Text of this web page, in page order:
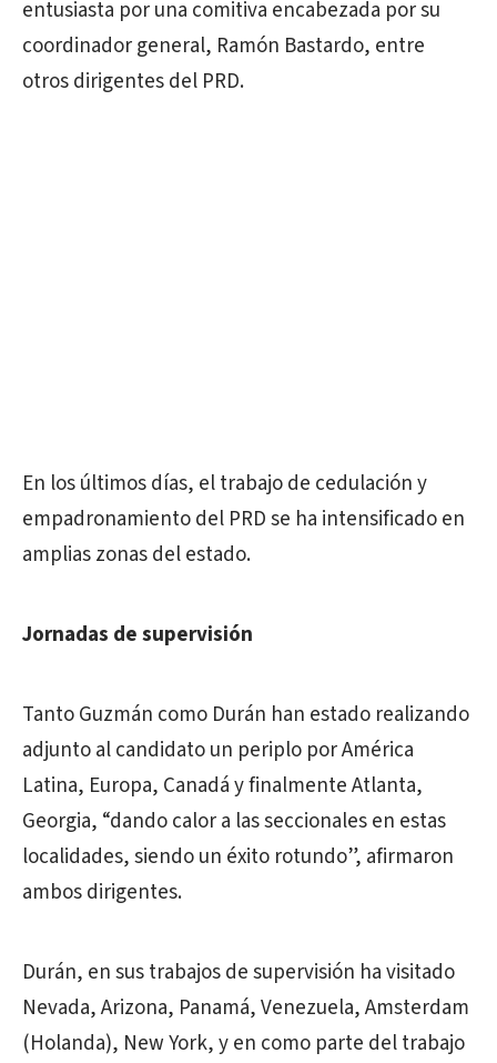
entusiasta por una comitiva encabezada por su
coordinador general, Ramón Bastardo, entre
otros dirigentes del PRD.
En los últimos días, el trabajo de cedulación y
empadronamiento del PRD se ha intensificado en
amplias zonas del estado.
Jornadas de supervisión
Tanto Guzmán como Durán han estado realizando
adjunto al candidato un periplo por América
Latina, Europa, Canadá y finalmente Atlanta,
Georgia, “dando calor a las seccionales en estas
localidades, siendo un éxito rotundo”, afirmaron
ambos dirigentes.
Durán, en sus trabajos de supervisión ha visitado
Nevada, Arizona, Panamá, Venezuela, Amsterdam
(Holanda), New York, y en como parte del trabajo